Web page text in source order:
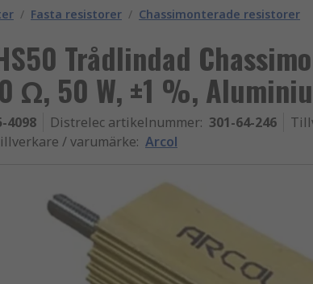
/ Fasta resistorer / Chassimonterade resistorer
Trådlindad
Ω, 50 W, ±1 %,
4098 Distrelec artikelnummer: 301-64-246
/ varumärke: Arcol